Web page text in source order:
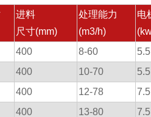
进料
尺寸(mm)
处理能力
(m3/h)
电
400 8-60 5.5
400 10-70 5.5
400 12-78 7.5
400 13-80 7.5